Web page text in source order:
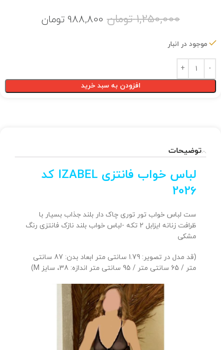
1,250,000 تومان 988,800 تومان
موجود در انبار
افزودن به سبد خرید
توضیحات
لباس خواب فانتزی IZABEL کد
2026
ست لباس خواب تور توری چاک دار بلند جذاب بسیار با
ظرافت زنانه ایزابل 2 تکه -لباس خواب بلند نازک فانتزی رنگ
مشکی
(قد مدل در تصویر: 1.79 سانتی متر ابعاد بدن: 87 سانتی
متر / 65 سانتی متر / 95 سانتی متر اندازه: 38، سایز M)